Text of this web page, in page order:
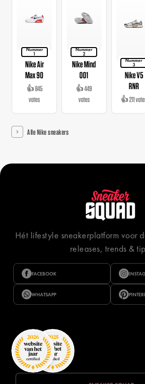
Nummer
1
Nike Air
Max 90
👍 845
votes
Nummer
2
Nike Mind
001
👍 449
votes
Nummer
3
Nike V5
RNR
👍 211
Alle Nike sneakers
Hét lifestyle sneakerplatform voor
releases, trends &
FACEBOOK
WHATSAPP